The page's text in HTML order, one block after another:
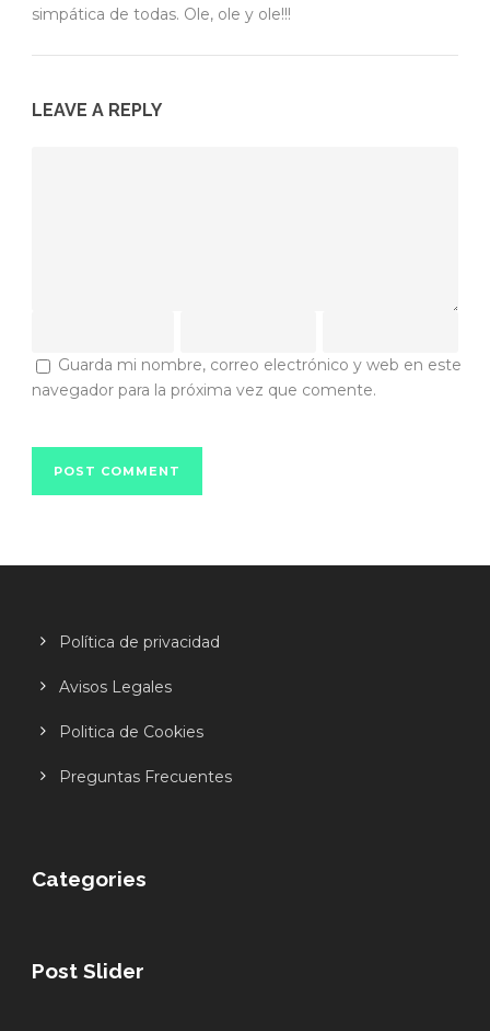
simpática de todas. Ole, ole y ole!!!
LEAVE A REPLY
Guarda mi nombre, correo electrónico y web en este
navegador para la próxima vez que comente.
Política de privacidad
Avisos Legales
Politica de Cookies
Preguntas Frecuentes
Categories
Post Slider